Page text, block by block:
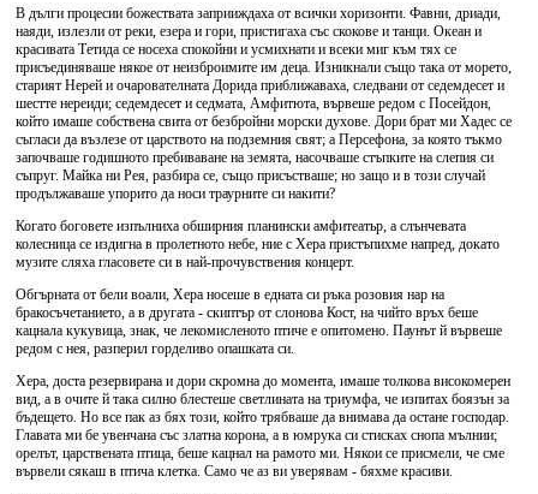
В дълги процесии божествата заприиждаха от всички хоризонти. Фавни, дриади,
наяди, излезли от реки, езера и гори, пристигаха със скокове и танци. Океан и
красивата Тетида се носеха спокойни и усмихнати и всеки миг към тях се
присъединяваше някое от неизброимите им деца. Изникнали също така от морето,
старият Нерей и очарователната Дорида приближаваха, следвани от седемдесет и
шестте нереиди; седемдесет и седмата, Амфитюта, вървеше редом с Посейдон,
който имаше собствена свита от безбройни морски духове. Дори брат ми Хадес се
съгласи да възлезе от царството на подземния свят; а Персефона, за която тъкмо
започваше годишното пребиваване на земята, насочваше стъпките на слепия си
съпруг. Майка ни Рея, разбира се, също присъстваше; но защо и в този случай
продължаваше упорито да носи траурните си накити?
Когато боговете изпълниха обширния планински амфитеатьр, а слънчевата
колесница се издигна в пролетното небе, ние с Хера пристъпихме напред, докато
музите сляха гласовете си в най-прочувствения концерт.
Обгърната от бели воали, Хера носеше в едната си ръка розовия нар на
бракосъчетанието, а в другата - скиптър от слонова Кост, на чийто връх беше
кацнала кукувица, знак, че лекомисленото птиче е опитомено. Паунът й вървеше
редом с нея, разперил горделиво опашката си.
Хера, доста резервирана и дори скромна до момента, имаше толкова високомерен
вид, а в очите й така силно блестеше светлината на триумфа, че изпитах боязън за
бъдещето. Но все пак аз бях този, който трябваше да внимава да остане господар.
Главата ми бе увенчана със златна корона, а в юмрука си стисках снопа мълнии;
орелът, царствената птица, беше кацнал на рамото ми. Някои се присмели, че сме
вървели сякаш в птича клетка. Само че аз ви уверявам - бяхме красиви.